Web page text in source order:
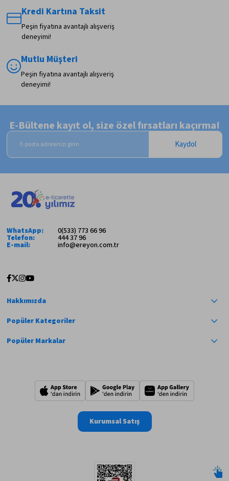
Kredi Kartına Taksit
Peşin fiyatına avantajlı alışveriş
deneyimi!
Mutlu Müşteri
Peşin fiyatına avantajlı alışveriş
deneyimi!
E-Bültene kayıt ol, size özel fırsatları kaçırma!
Kaydol
WhatsApp: 0(533) 773 66 96
Telefon: 444 37 96
E-mail: info@ereyon.com.tr
Hakkımızda
Popüler Kategoriler
Popüler Markalar
Kurumsal Satış